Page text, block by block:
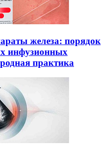
железа: порядок
инфузионных
практика